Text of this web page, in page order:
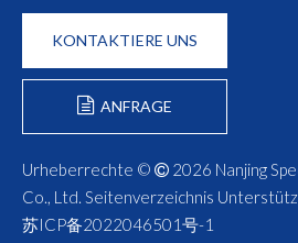
KONTAKTIERE UNS
ANFRAGE
FORMULIEREN
Urheberrechte ©  2026 Nanjing
Co., Ltd. Seitenverzeichnis
苏ICP备2022046501号-1